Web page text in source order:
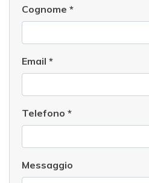
Cognome *
Email *
Telefono *
Messaggio